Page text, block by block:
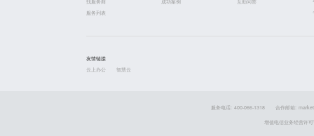
服务列表
友情链接
云上办公
智慧云
服务电话: 400-066-1318 合作邮箱:
增值电信业务经营许